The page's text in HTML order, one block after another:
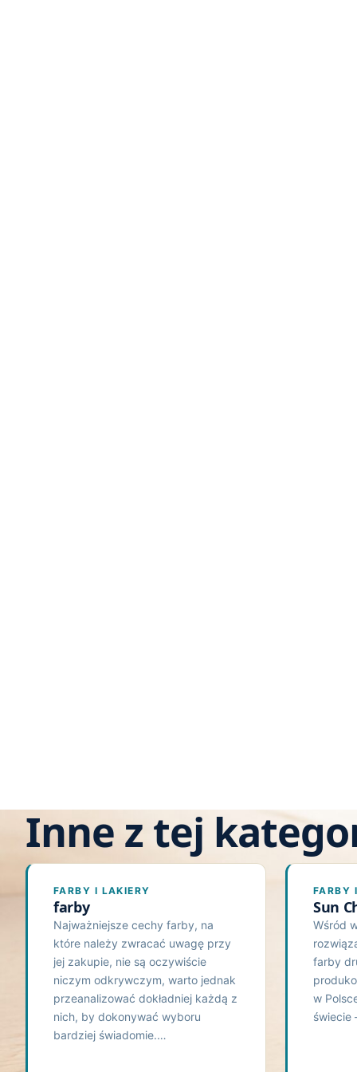
Inne z tej
FARBY I LAKIERY
farby
Najważniejsze cechy farby, na
które należy zwracać uwagę przy
jej zakupie, nie są oczywiście
niczym odkrywczym, warto jednak
przeanalizować dokładniej każdą z
nich, by dokonywać wyboru
bardziej świadomie.…
FARBY
Sun
Wśród
farby
w
świecie